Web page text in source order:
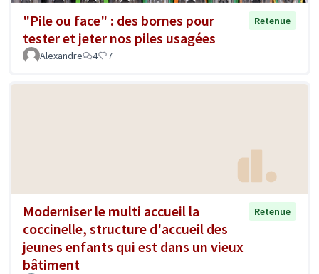
"Pile ou face" : des bornes pour
tester et jeter nos piles usagées
Retenue
Alexandre 4 7
Moderniser le multi accueil la
coccinelle, structure d'accueil des
jeunes enfants qui est dans un vieux
bâtiment
Retenue